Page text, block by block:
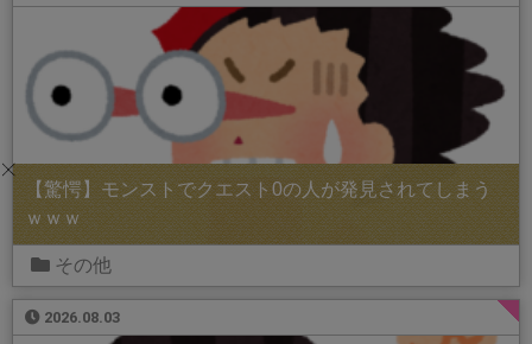
【驚愕】モンストでクエスト0の人が発見されてしまう
ｗｗｗ
その他
2026.08.03